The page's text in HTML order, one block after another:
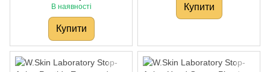
В наявності
Купити
Купити